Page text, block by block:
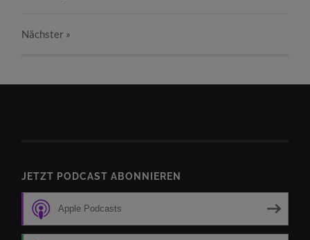
Nächster »
JETZT PODCAST ABONNIEREN
Apple Podcasts